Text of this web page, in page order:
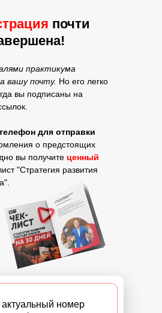
почти
актуальный номер
практикума
вашу почту. Но его легко
вы подписаны на
для отправки
о предстоящих
вы получите ценный
"Стратегия развития